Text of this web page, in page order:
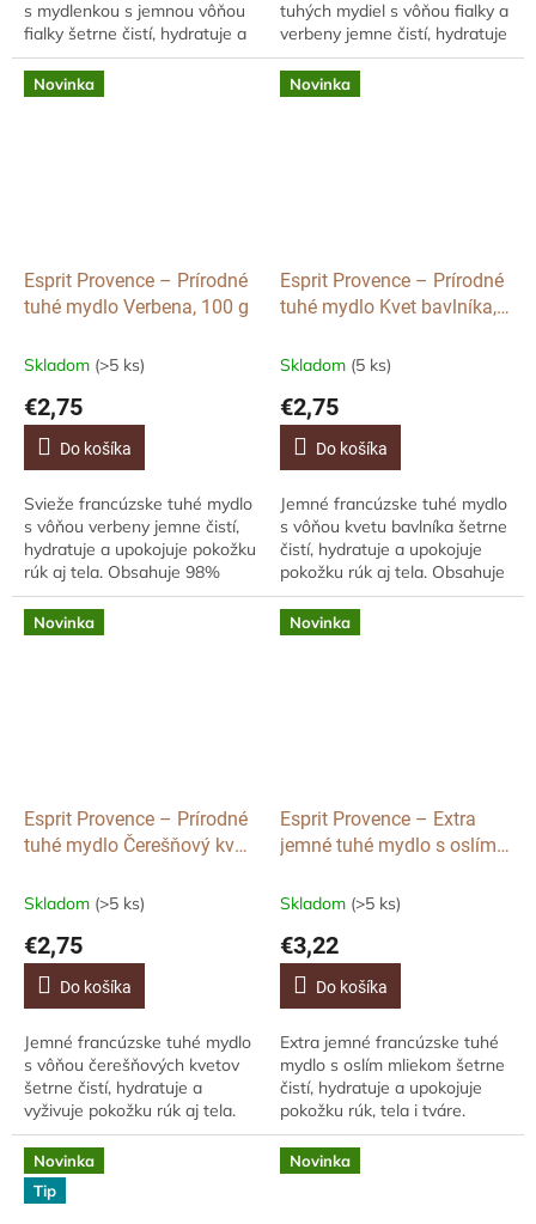
s mydlenkou s jemnou vôňou
fialky šetrne čistí, hydratuje a
vyživuje pokožku. Obsahuje
bambucké maslo a olivový olej
pre hebkú,...
tuhých mydiel s vôňou fialky a
verbeny jemne čistí, hydratuje
a vyživuje pokožku rúk aj tela.
Obsahuje 98% prírodných...
Novinka
Esprit Provence – Prírodné
tuhé mydlo Verbena, 100 g
Skladom (>5 ks)
€2,75
Do košíka
Svieže francúzske tuhé mydlo
s vôňou verbeny jemne čistí,
hydratuje a upokojuje pokožku
rúk aj tela. Obsahuje 98%
prírodných ingrediencií,
mandľový olej a bambucké
maslo pre...
Novinka
Esprit Provence – Prírodné
tuhé mydlo Kvet bavlníka,
Skladom (5 ks)
€2,75
Do košíka
Jemné francúzske tuhé mydlo
s vôňou kvetu bavlníka šetrne
čistí, hydratuje a upokojuje
pokožku rúk aj tela. Obsahuje
98% prírodných ingrediencií,
mandľový olej a bambucké
maslo...
Novinka
Esprit Provence – Prírodné
tuhé mydlo Čerešňový kvet,
Skladom (>5 ks)
€2,75
Do košíka
Jemné francúzske tuhé mydlo
s vôňou čerešňových kvetov
šetrne čistí, hydratuje a
vyživuje pokožku rúk aj tela.
Obsahuje 98% prírodných
ingrediencií, bambucké maslo,
mandľový a...
Novinka
Esprit Provence – Extra
jemné tuhé mydlo s oslím
Skladom (>5 ks)
€3,22
Do košíka
Extra jemné francúzske tuhé
mydlo s oslím mliekom šetrne
čistí, hydratuje a upokojuje
pokožku rúk, tela i tváre.
Obsahuje 98% prírodných
ingrediencií, mandľový olej a
bambucké...
Novinka
Tip
Novinka